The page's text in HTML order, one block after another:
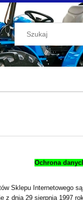
Ochrona
Sklepu Internetowego
z dnia 29 sierpnia 1997